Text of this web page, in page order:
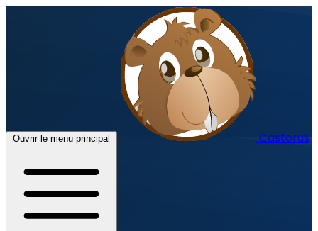
Ouvrir le menu principal Castorus